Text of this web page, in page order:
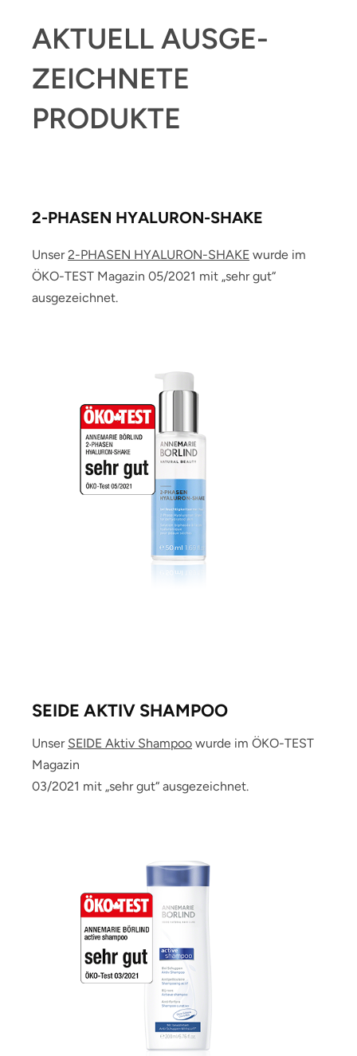
AKTUELL AUSGE­
ZEICHNETE
PRODUKTE
2-PHASEN HYALURON-SHAKE
Unser2-PHASEN HYALURON-SHAKE wurde im
ÖKO-TEST Magazin 05/2021 mit „sehr gut“
ausgezeichnet.
SEIDE AKTIV SHAMPOO
Unser SEIDE Aktiv Shampoo wurde im ÖKO-TEST
Magazin
03/2021 mit „sehr gut“ ausgezeichnet.